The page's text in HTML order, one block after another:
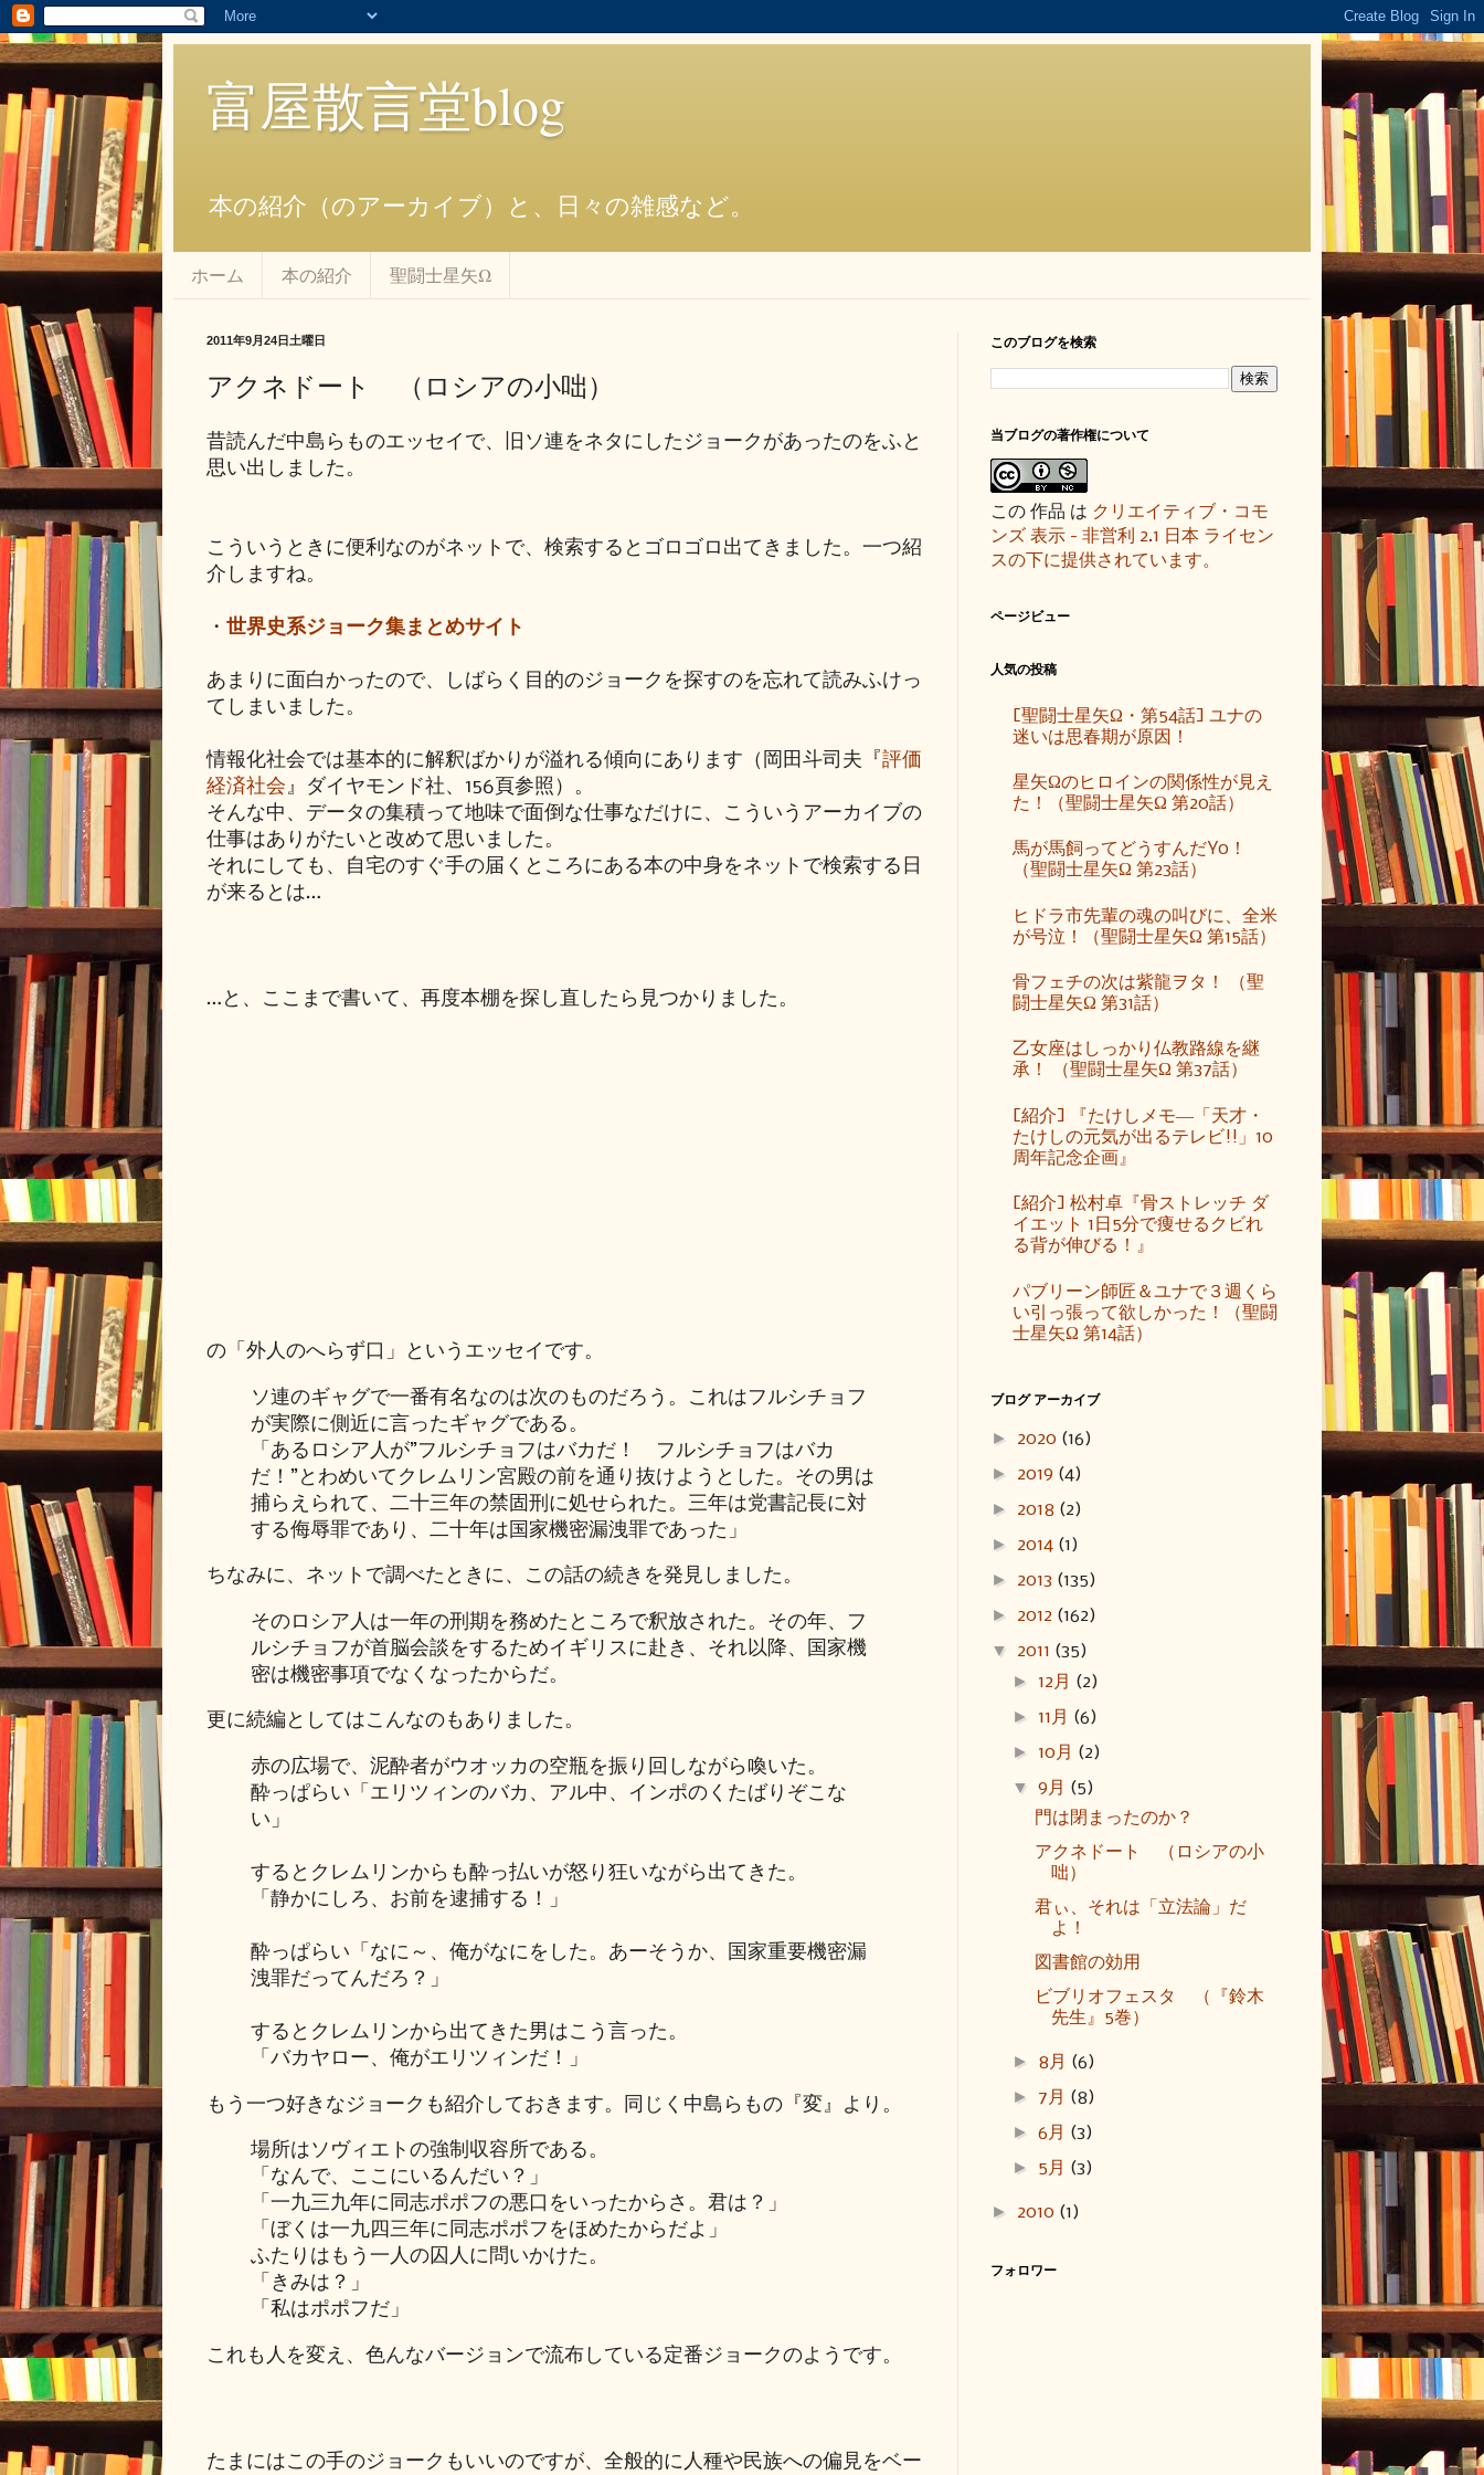
富屋散言堂blog
本の紹介（のアーカイブ）と、日々の雑感など。
ホーム 本の紹介 聖闘士星矢Ω
2011年9月24日土曜日
アクネドート （ロシアの小咄）
昔読んだ中島らものエッセイで、旧ソ連をネタにしたジョークがあったのをふと
思い出しました。
こういうときに便利なのがネットで、検索するとゴロゴロ出てきました。一つ紹
介しますね。
・ 世界史系ジョーク集まとめサイト
あまりに面白かったので、しばらく目的のジョークを探すのを忘れて読みふけっ
てしまいました。
情報化社会では基本的に解釈ばかりが溢れる傾向にあります（岡田斗司夫『評価
経済社会』ダイヤモンド社、156頁参照）。
そんな中、データの集積って地味で面倒な仕事なだけに、こういうアーカイブの
仕事はありがたいと改めて思いました。
それにしても、自宅のすぐ手の届くところにある本の中身をネットで検索する日
が来るとは…
…と、ここまで書いて、再度本棚を探し直したら見つかりました。
の「外人のへらず口」というエッセイです。
ソ連のギャグで一番有名なのは次のものだろう。これはフルシチョフ
が実際に側近に言ったギャグである。
「あるロシア人が”フルシチョフはバカだ！ フルシチョフはバカ
だ！”とわめいてクレムリン宮殿の前を通り抜けようとした。その男は
捕らえられて、二十三年の禁固刑に処せられた。三年は党書記長に対
する侮辱罪であり、二十年は国家機密漏洩罪であった」
ちなみに、ネットで調べたときに、この話の続きを発見しました。
そのロシア人は一年の刑期を務めたところで釈放された。その年、フ
ルシチョフが首脳会談をするためイギリスに赴き、それ以降、国家機
密は機密事項でなくなったからだ。
更に続編としてはこんなのもありました。
赤の広場で、泥酔者がウオッカの空瓶を振り回しながら喚いた。
酔っぱらい「エリツィンのバカ、アル中、インポのくたばりぞこな
い」
するとクレムリンからも酔っ払いが怒り狂いながら出てきた。
「静かにしろ、お前を逮捕する！」
酔っぱらい「なに～、俺がなにをした。あーそうか、国家重要機密漏
洩罪だってんだろ？」
するとクレムリンから出てきた男はこう言った。
「バカヤロー、俺がエリツィンだ！」
もう一つ好きなジョークも紹介しておきます。同じく中島らもの『変』より。
場所はソヴィエトの強制収容所である。
「なんで、ここにいるんだい？」
「一九三九年に同志ポポフの悪口をいったからさ。君は？」
「ぼくは一九四三年に同志ポポフをほめたからだよ」
ふたりはもう一人の囚人に問いかけた。
「きみは？」
「私はポポフだ」
これも人を変え、色んなバージョンで流布している定番ジョークのようです。
たまにはこの手のジョークもいいのですが、全般的に人種や民族への偏見をベー
このブログを検索
当ブログの著作権について
この 作品 は クリエイティブ・コモ
ンズ 表示 - 非営利 2.1 日本 ライセン
スの下に提供されています。
ページビュー
人気の投稿
[聖闘士星矢Ω・第54話] ユナの
迷いは思春期が原因！
星矢Ωのヒロインの関係性が見え
た！（聖闘士星矢Ω 第20話）
馬が馬飼ってどうすんだYo！
（聖闘士星矢Ω 第23話）
ヒドラ市先輩の魂の叫びに、全米
が号泣！（聖闘士星矢Ω 第15話）
骨フェチの次は紫龍ヲタ！ （聖
闘士星矢Ω 第31話）
乙女座はしっかり仏教路線を継
承！ （聖闘士星矢Ω 第37話）
[紹介] 『たけしメモ―「天才・
たけしの元気が出るテレビ!!」10
周年記念企画』
[紹介] 松村卓『骨ストレッチ ダ
イエット 1日5分で痩せるクビれ
る背が伸びる！』
パブリーン師匠＆ユナで３週くら
い引っ張って欲しかった！（聖闘
士星矢Ω 第14話）
ブログ アーカイブ
► 2020 (16)
► 2019 (4)
► 2018 (2)
► 2014 (1)
► 2013 (135)
► 2012 (162)
▼ 2011 (35)
► 12月 (2)
► 11月 (6)
► 10月 (2)
▼9月 (5)
門は閉まったのか？
アクネドート （ロシアの小
咄）
君ぃ、それは「立法論」だ
よ！
図書館の効用
ビブリオフェスタ （『鈴木
先生』5巻）
► 8月 (6)
► 7月 (8)
►6月 (3)
► 5月 (3)
► 2010 (1)
フォロワー